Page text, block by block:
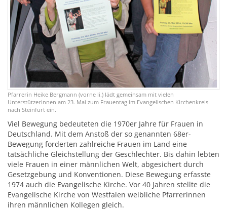
Pfarrerin Heike Bergmann (vorne li.) lädt gemeinsam mit vielen
Unterstützerinnen am 23. Mai zum Frauentag im Evangelischen Kirchenkreis
nach Steinfurt ein.
Viel Bewegung bedeuteten die 1970er Jahre für Frauen in
Deutschland. Mit dem Anstoß der so genannten 68er-
Bewegung forderten zahlreiche Frauen im Land eine
tatsächliche Gleichstellung der Geschlechter. Bis dahin lebten
viele Frauen in einer männlichen Welt, abgesichert durch
Gesetzgebung und Konventionen. Diese Bewegung erfasste
1974 auch die Evangelische Kirche. Vor 40 Jahren stellte die
Evangelische Kirche von Westfalen weibliche Pfarrerinnen
ihren männlichen Kollegen gleich.